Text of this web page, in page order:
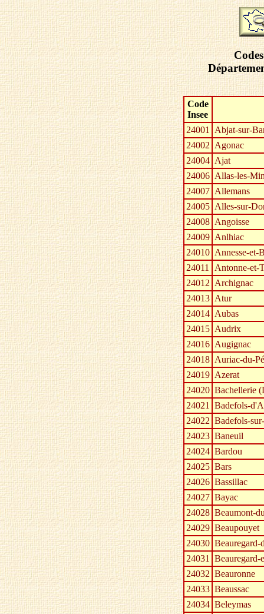
Code
Insee
24001 Abjat-sur-
24002 Agonac
24004 Ajat
24006 Allas-les-
24007 Allemans
24005 Alles-sur-
24008 Angoisse
24009 Anlhiac
24010 Annesse-et-
24011 Antonne-et-
24012 Archignac
24013 Atur
24014 Aubas
24015 Audrix
24016 Augignac
24018 Auriac-du-
24019 Azerat
24020 Bachellerie
24021 Badefols-
24022 Badefols-
24023 Baneuil
24024 Bardou
24025 Bars
24026 Bassillac
24027 Bayac
24028 Beaumont-
24029 Beaupouyet
24030 Beauregard-
24031 Beauregard-
24032 Beauronne
24033 Beaussac
24034 Beleymas